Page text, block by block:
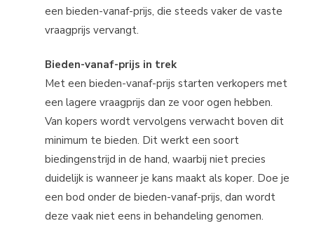
een bieden-vanaf-prijs, die steeds vaker de vaste
vraagprijs vervangt.
Bieden-vanaf-prijs in trek
Met een bieden-vanaf-prijs starten verkopers met
een lagere vraagprijs dan ze voor ogen hebben.
Van kopers wordt vervolgens verwacht boven dit
minimum te bieden. Dit werkt een soort
biedingenstrijd in de hand, waarbij niet precies
duidelijk is wanneer je kans maakt als koper. Doe je
een bod onder de bieden-vanaf-prijs, dan wordt
deze vaak niet eens in behandeling genomen.